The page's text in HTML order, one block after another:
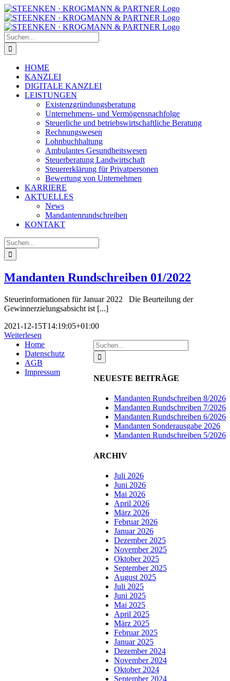
Zum
Inhalt
springen
Facebook
Instagram
Suche
nach:
HOME
KANZLEI
DIGITALE KANZLEI
LEISTUNGEN
Existenzgründungsberatung
Unternehmens- und Vermögensnachfolge
Steuerliche und betriebswirtschaftliche Beratung
Rechnungswesen
Lohnbuchhaltung
Ambulantes Gesundheitswesen
Steuerberatung Landwirtschaft
Steuererklärung für Privatpersonen
Bewertung von Unternehmen
KARRIERE
AKTUELLES
News
Mandantenrundschreiben
KONTAKT
Suche
nach:
Mandanten Rundschreiben 01/2022
Steuerinformationen für Januar 2022 Die Beurteilung der
Gewinnerzielungsabsicht ist [...]
2021-12-15T14:19:05+01:00
Weiterlesen
Suche
nach:
NEUESTE BEITRÄGE
Mandanten Rundschreiben 8/2026
Mandanten Rundschreiben 7/2026
Mandanten Rundschreiben 6/2026
Mandanten Sonderausgabe 2026
Mandanten Rundschreiben 5/2026
ARCHIV
Juli 2026
Juni 2026
Mai 2026
April 2026
März 2026
Februar 2026
Januar 2026
Dezember 2025
November 2025
Oktober 2025
September 2025
August 2025
Juli 2025
Juni 2025
Mai 2025
April 2025
März 2025
Februar 2025
Januar 2025
Dezember 2024
November 2024
Oktober 2024
September 2024
Home
Datenschutz
AGB
Impressum